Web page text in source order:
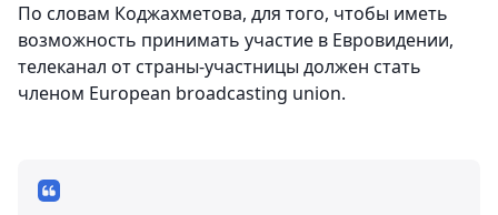
По словам Коджахметова, для того, чтобы иметь
возможность принимать участие в Евровидении,
телеканал от страны-участницы должен стать
членом European broadcasting union.